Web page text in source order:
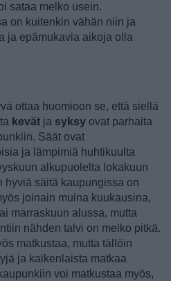
sataa melko usein.
on kuitenkin vähän niin ja
ja epämukavia aikoja olla
ottaa huomioon se, että siellä
kevät ja syksy ovat parhaita
Säät ovat
ja lämpimiä huhtikuulta
alkupuolelta lokakuun
hyviä säitä kaupungissa on
joinain muina kuukausina,
marraskuun alussa, mutta
nähden talvi on melko pitkä.
matkustaa, mutta tällöin
ja kaikenlaista matkaa
voi matkustaa myös,